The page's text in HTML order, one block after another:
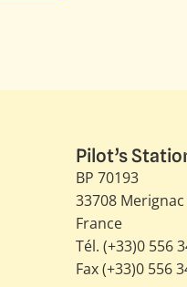
Pilot’s
BP 70193
33708
France
Tél. (+33)0 556
Fax (+33)0 556